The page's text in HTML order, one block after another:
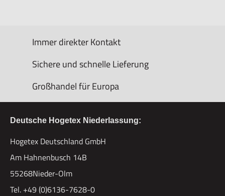
Immer direkter Kontakt
Sichere und schnelle Lieferung
Großhandel für Europa
Deutsche Hogetex Niederlassung:
Hogetex Deutschland GmbH
Am Hahnenbusch 14B
55268Nieder-Olm
Tel. +49 (0)6136-7628-0